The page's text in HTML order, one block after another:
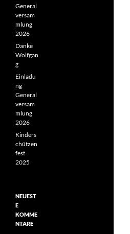
General
versam
mlung
2026
Danke
Wolfgan
g
Einladu
ng
General
versam
mlung
2026
Kinders
chützen
fest
2025
NEUEST
E
KOMME
NTARE